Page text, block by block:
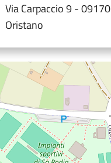
Via Carpaccio 9 - 09170
Oristano